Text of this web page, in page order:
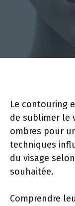
Le contouring
de sublimer le
ombres pour
techniques
du visage
souhaitée.
Comprendre